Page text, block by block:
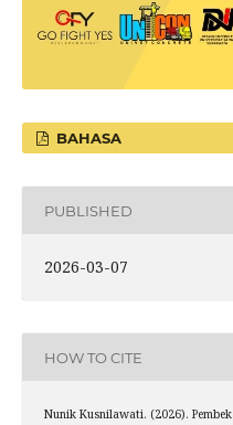
BAHASA
PUBLISHED
2026-03-07
HOW TO CITE
Nunik Kusnilawati. (2026).